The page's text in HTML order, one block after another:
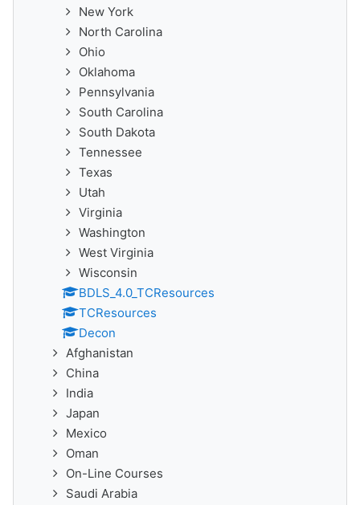
New York
North Carolina
Ohio
Oklahoma
Pennsylvania
South Carolina
South Dakota
Tennessee
Texas
Utah
Virginia
Washington
West Virginia
Wisconsin
BDLS_4.0_TCResources
TCResources
Decon
Afghanistan
China
India
Japan
Mexico
Oman
On-Line Courses
Saudi Arabia